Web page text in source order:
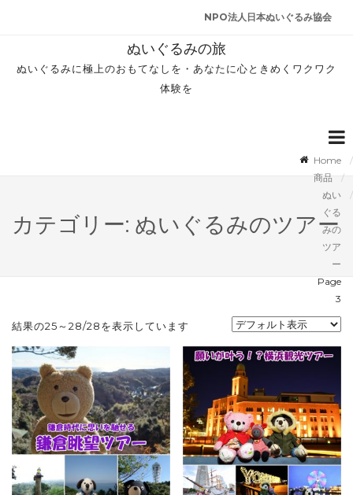
NPO法人日本ぬいぐるみ協会
ぬいぐるみの旅
ぬいぐるみに極上のおもてなしを・あなたに心ときめくワクワク
体験を
カテゴリー: ぬいぐるみのツアー
Home
商品
ぬい
ぐる
みの
ツア
ー
Page
3
結果の25～28/28を表示しています